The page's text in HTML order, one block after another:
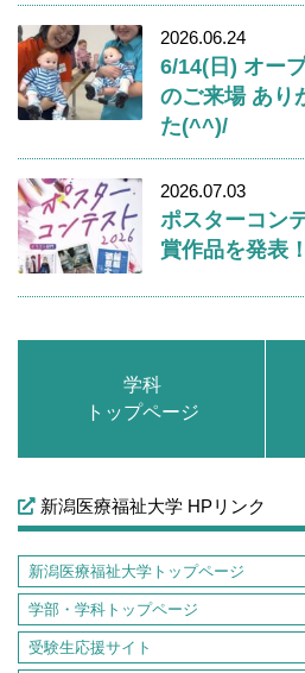
2026.06.24
6/14(日) オー
のご来場 あり
た(^^)/
2026.07.03
ポスターコン
賞作品を発表！
学科
トップページ
新潟医療福祉大学 HPリンク
新潟医療福祉大学トップページ
学部・学科トップページ
受験生応援サイト